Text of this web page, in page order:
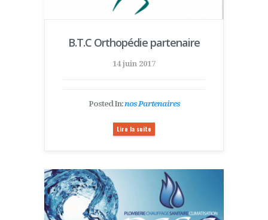
B.T.C Orthopédie partenaire
14 juin 2017
Posted In:nos Partenaires
Lire la suite